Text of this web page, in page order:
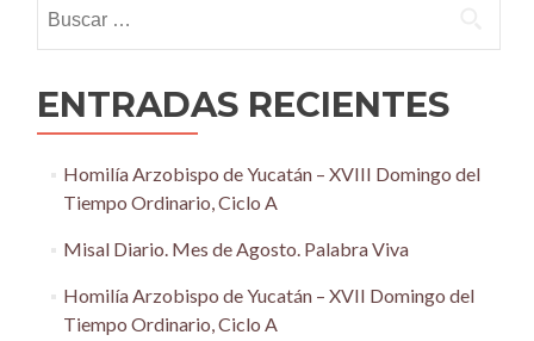
ENTRADAS RECIENTES
Homilía Arzobispo de Yucatán – XVIII Domingo del
Tiempo Ordinario, Ciclo A
Misal Diario. Mes de Agosto. Palabra Viva
Homilía Arzobispo de Yucatán – XVII Domingo del
Tiempo Ordinario, Ciclo A